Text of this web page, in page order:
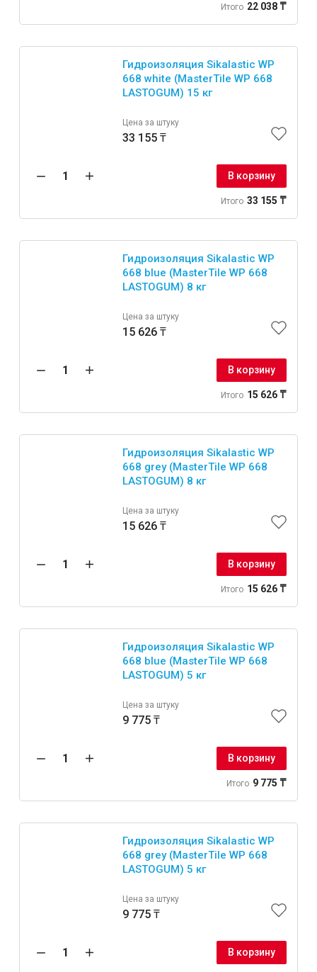
Итого 22 038 ₸
Гидроизоляция Sikalastic WP
668 white (MasterTile WP 668
LASTOGUM) 15 кг
Цена за штуку
33 155 ₸
В корзину
Итого 33 155 ₸
Гидроизоляция Sikalastic WP
668 blue (MasterTile WP 668
LASTOGUM) 8 кг
Цена за штуку
15 626 ₸
В корзину
Итого 15 626 ₸
Гидроизоляция Sikalastic WP
668 grey (MasterTile WP 668
LASTOGUM) 8 кг
Цена за штуку
15 626 ₸
В корзину
Итого 15 626 ₸
Гидроизоляция Sikalastic WP
668 blue (MasterTile WP 668
LASTOGUM) 5 кг
Цена за штуку
9 775 ₸
В корзину
Итого 9 775 ₸
Гидроизоляция Sikalastic WP
668 grey (MasterTile WP 668
LASTOGUM) 5 кг
Цена за штуку
9 775 ₸
В корзину